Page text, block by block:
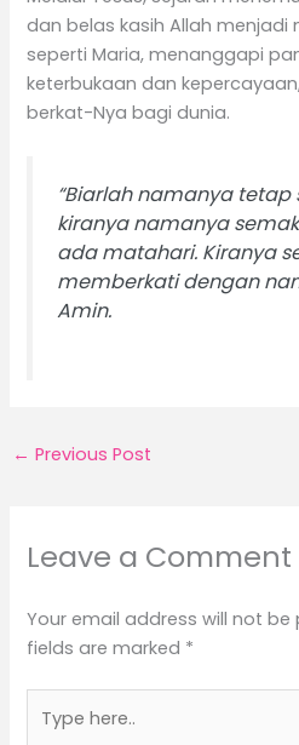
dan belas kasih Allah menjadi
seperti Maria, menanggapi
keterbukaan dan
berkat-Nya bagi dunia.
“Biarlah namanya
kiranya namanya
ada matahari. Kiranya
memberkati dengan
Amin.
← Previous Post
Leave a Comment
Your email address will not be
fields are marked *
here..